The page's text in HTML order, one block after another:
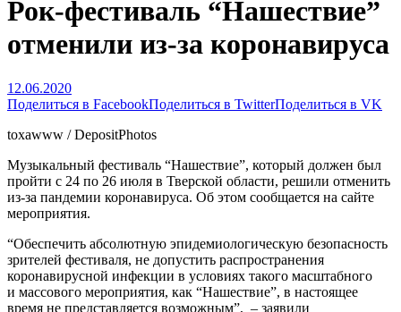
Рок-фестиваль “Нашествие”
отменили из-за коронавируса
12.06.2020
Поделиться в FacebookПоделиться в TwitterПоделиться в VK
toxawww / DepositPhotos
Музыкальный фестиваль “Нашествие”, который должен был
пройти с 24 по 26 июля в Тверской области, решили отменить
из-за пандемии коронавируса. Об этом сообщается на сайте
мероприятия.
“Обеспечить абсолютную эпидемиологическую безопасность
зрителей фестиваля, не допустить распространения
коронавирусной инфекции в условиях такого масштабного
и массового мероприятия, как “Нашествие”, в настоящее
время не представляется возможным”, – заявили